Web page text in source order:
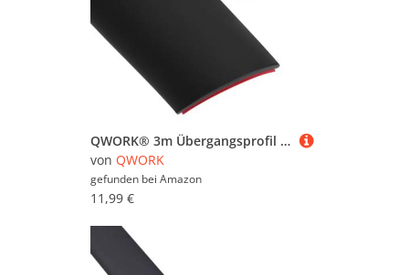
Kamine & Öfen (135.758)
Leitern (56.493)
Malern & Tapezieren
Modernisieren & Bauen
(1.338.543)
Sicherheit & Haustechnik
(1.251.087)
Solarenergie (805)
QWORK® 3m Übergangsprofil selbstklebend in Schwarz - 4cm breite, flexible PVC-Abdeckleiste für Böden und Wände
von QWORK
gefunden bei Amazon
11,99 €